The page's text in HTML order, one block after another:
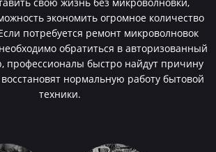
экономить огромное количество
потребуется ремонт микроволновок
обратиться в авторизованный
профессионалы быстро найдут причину
нормальную работу бытовой
техники.